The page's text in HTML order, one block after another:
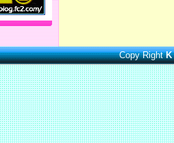
Copy RightK